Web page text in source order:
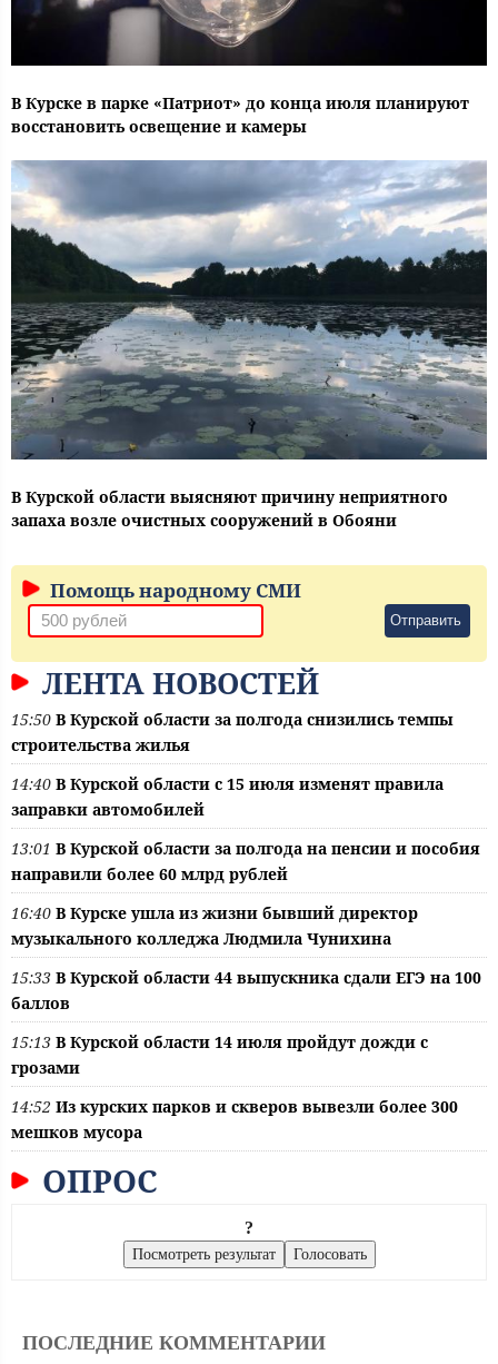
В Курске в парке «Патриот» до конца июля планируют
восстановить освещение и камеры
В Курской области выясняют причину неприятного
запаха возле очистных сооружений в Обояни
Помощь народному СМИ
Отправить
ЛЕНТА НОВОСТЕЙ
15:50 В Курской области за полгода снизились темпы
строительства жилья
14:40 В Курской области с 15 июля изменят правила
заправки автомобилей
13:01 В Курской области за полгода на пенсии и пособия
направили более 60 млрд рублей
16:40 В Курске ушла из жизни бывший директор
музыкального колледжа Людмила Чунихина
15:33 В Курской области 44 выпускника сдали ЕГЭ на 100
баллов
15:13 В Курской области 14 июля пройдут дожди с
грозами
14:52 Из курских парков и скверов вывезли более 300
мешков мусора
ОПРОС
?
ПОСЛЕДНИЕ КОММЕНТАРИИ